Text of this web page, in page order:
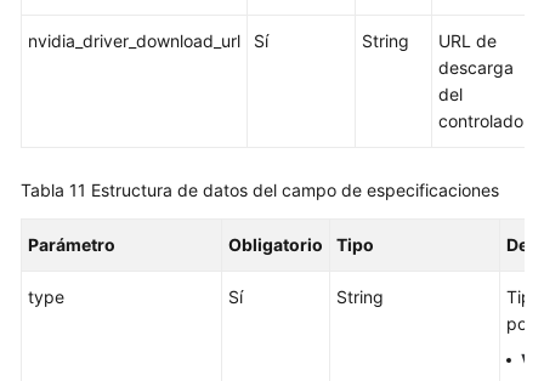
nvidia_driver_download_url Sí String
URL de
descarga
del
controlador.
Tabla 11 Estructura de datos del campo de especificaciones
Parámetro Obligatorio Tipo
type Sí String